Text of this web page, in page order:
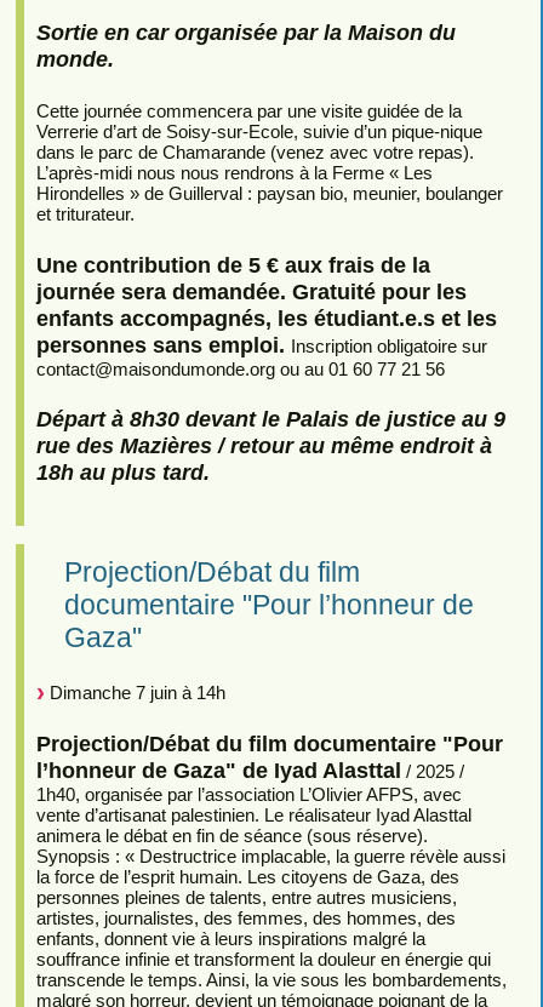
Sortie en car organisée par la Maison du
monde.
Cette journée commencera par une visite guidée de la
Verrerie d’art de Soisy-sur-Ecole, suivie d’un pique-nique
dans le parc de Chamarande (venez avec votre repas).
L’après-midi nous nous rendrons à la Ferme « Les
Hirondelles » de Guillerval : paysan bio, meunier, boulanger
et triturateur.
Une contribution de 5 € aux frais de la
journée sera demandée. Gratuité pour les
enfants accompagnés, les étudiant.e.s et les
personnes sans emploi. Inscription obligatoire sur
contact@maisondumonde.org ou au 01 60 77 21 56
Départ à 8h30 devant le Palais de justice au 9
rue des Mazières / retour au même endroit à
18h au plus tard.
Projection/Débat du film
documentaire "Pour l’honneur de
Gaza"
Dimanche 7 juin à 14h
Projection/Débat du film documentaire "Pour
l’honneur de Gaza" de Iyad Alasttal / 2025 /
1h40, organisée par l’association L’Olivier AFPS, avec
vente d’artisanat palestinien. Le réalisateur Iyad Alasttal
animera le débat en fin de séance (sous réserve).
Synopsis : « Destructrice implacable, la guerre révèle aussi
la force de l’esprit humain. Les citoyens de Gaza, des
personnes pleines de talents, entre autres musiciens,
artistes, journalistes, des femmes, des hommes, des
enfants, donnent vie à leurs inspirations malgré la
souffrance infinie et transforment la douleur en énergie qui
transcende le temps. Ainsi, la vie sous les bombardements,
malgré son horreur, devient un témoignage poignant de la